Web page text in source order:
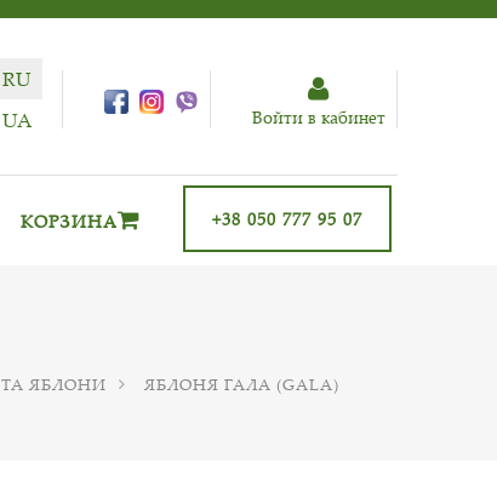
RU
UA
Войти в кабинет
+38 050 777 95 07
КОРЗИНА
ЯБЛОНИ ЯБЛОНЯ ГАЛА (GALA)